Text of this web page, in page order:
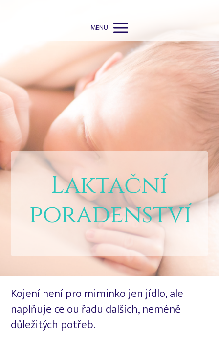
MENU
Laktační
poradenství
Kojení není pro miminko jen jídlo, ale
naplňuje celou řadu dalších, neméně
důležitých potřeb.